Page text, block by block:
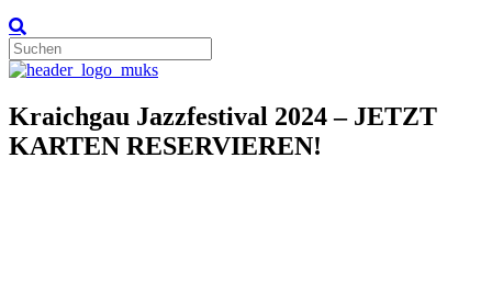
Kraichgau Jazzfestival 2024 – JETZT
KARTEN RESERVIEREN!